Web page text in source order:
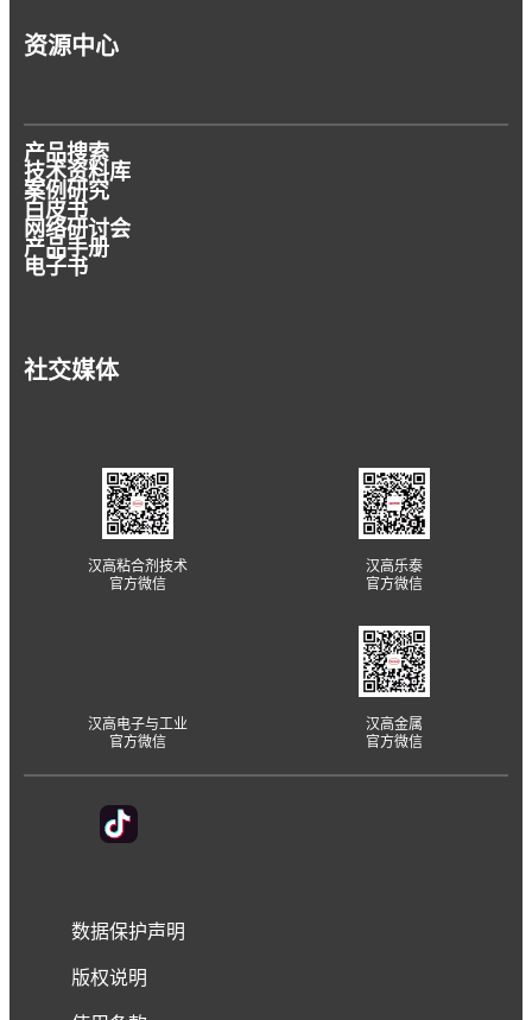
资源中心
产品搜索
技术资料库
案例研究
白皮书
网络研讨会
产品手册
电子书
社交媒体
汉高粘合剂技术
官方微信
汉高乐泰
官方微信
汉高电子与工业
官方微信
汉高金属
官方微信
数据保护声明
版权说明